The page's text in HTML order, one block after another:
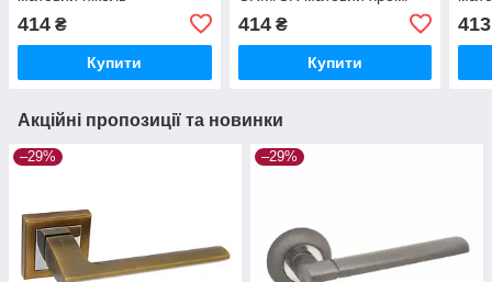
414 ₴
Купити
414₴
Купити
413
Акційні пропозиції та новинки
–29% –29%